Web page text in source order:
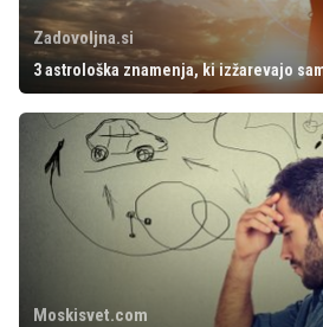
Zadovoljna.si
3 astrološka znamenja, ki izžarevajo
Moskisvet.com